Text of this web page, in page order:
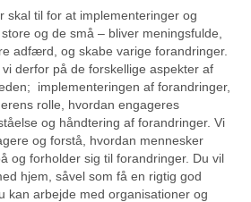
skal til for at implementeringer og
og de små – bliver meningsfulde,
adfærd, og skabe varige forandringer.
derfor på de forskellige aspekter af
implementeringen af forandringer,
rolle, hvordan engageres
og håndtering af forandringer. Vi
og forstå, hvordan mennesker
og forholder sig til forandringer. Du vil
hjem, såvel som få en rigtig god
kan arbejde med organisationer og